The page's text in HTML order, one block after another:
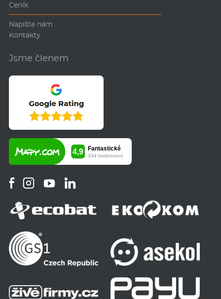
Ceník
Napište nám
Kontakty
Jsme členem